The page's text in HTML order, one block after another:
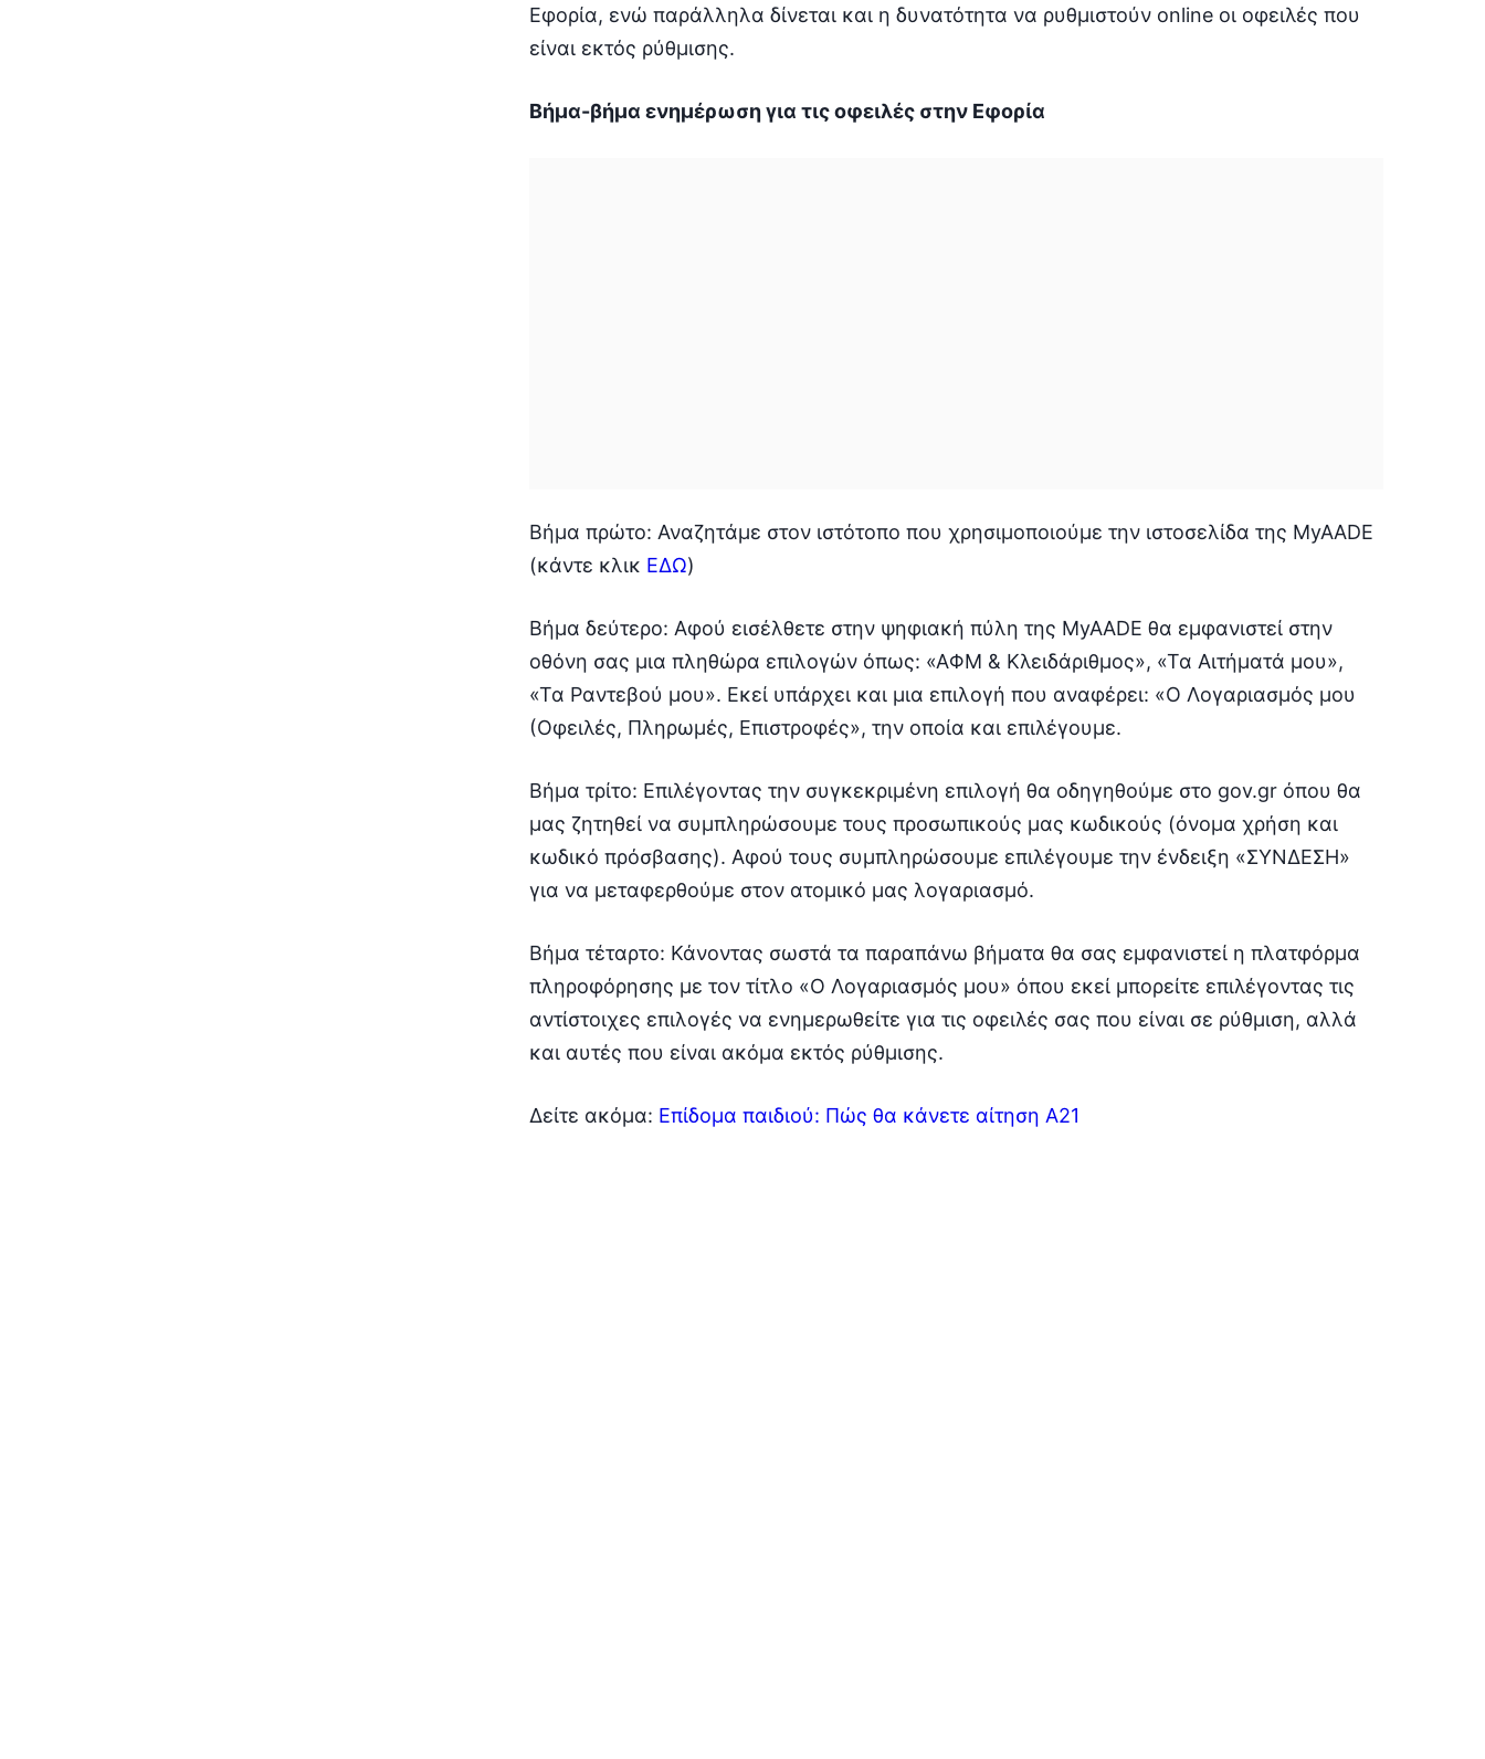
Εφορία, ενώ παράλληλα δίνεται και η δυνατότητα να ρυθμιστούν online οι οφειλές που
είναι εκτός ρύθμισης.
Bήμα-βήμα ενημέρωση για τις οφειλές στην Εφορία
Βήμα πρώτο: Αναζητάμε στον ιστότοπο που χρησιμοποιούμε την ιστοσελίδα της MyAADE
(κάντε κλικ ΕΔΩ)
Βήμα δεύτερο: Αφού εισέλθετε στην ψηφιακή πύλη της MyAADE θα εμφανιστεί στην
οθόνη σας μια πληθώρα επιλογών όπως: «ΑΦΜ & Κλειδάριθμος», «Τα Αιτήματά μου»,
«Τα Ραντεβού μου». Εκεί υπάρχει και μια επιλογή που αναφέρει: «Ο Λογαριασμός μου
(Οφειλές, Πληρωμές, Επιστροφές», την οποία και επιλέγουμε.
Βήμα τρίτο: Επιλέγοντας την συγκεκριμένη επιλογή θα οδηγηθούμε στο gov.gr όπου θα
μας ζητηθεί να συμπληρώσουμε τους προσωπικούς μας κωδικούς (όνομα χρήση και
κωδικό πρόσβασης). Αφού τους συμπληρώσουμε επιλέγουμε την ένδειξη «ΣΥΝΔΕΣΗ»
για να μεταφερθούμε στον ατομικό μας λογαριασμό.
Βήμα τέταρτο: Κάνοντας σωστά τα παραπάνω βήματα θα σας εμφανιστεί η πλατφόρμα
πληροφόρησης με τον τίτλο «Ο Λογαριασμός μου» όπου εκεί μπορείτε επιλέγοντας τις
αντίστοιχες επιλογές να ενημερωθείτε για τις οφειλές σας που είναι σε ρύθμιση, αλλά
και αυτές που είναι ακόμα εκτός ρύθμισης.
Δείτε ακόμα: Επίδομα παιδιού: Πώς θα κάνετε αίτηση Α21